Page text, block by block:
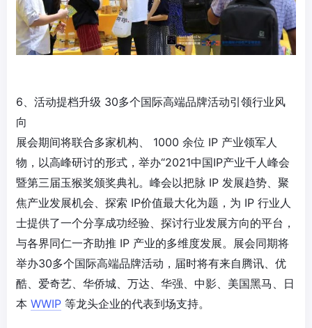
6、活动提档升级 30多个国际高端品牌活动引领行业风
向
展会期间将联合多家机构、 1000 余位 IP 产业领军人
物，以高峰研讨的形式，举办“2021中国IP产业千人峰会
暨第三届玉猴奖颁奖典礼。峰会以把脉 IP 发展趋势、聚
焦产业发展机会、探索 IP价值最大化为题，为 IP 行业人
士提供了一个分享成功经验、探讨行业发展方向的平台，
与各界同仁一齐助推 IP 产业的多维度发展。展会同期将
举办30多个国际高端品牌活动，届时将有来自腾讯、优
酷、爱奇艺、华侨城、万达、华强、中影、美国黑马、日
本 WWIP 等龙头企业的代表到场支持。